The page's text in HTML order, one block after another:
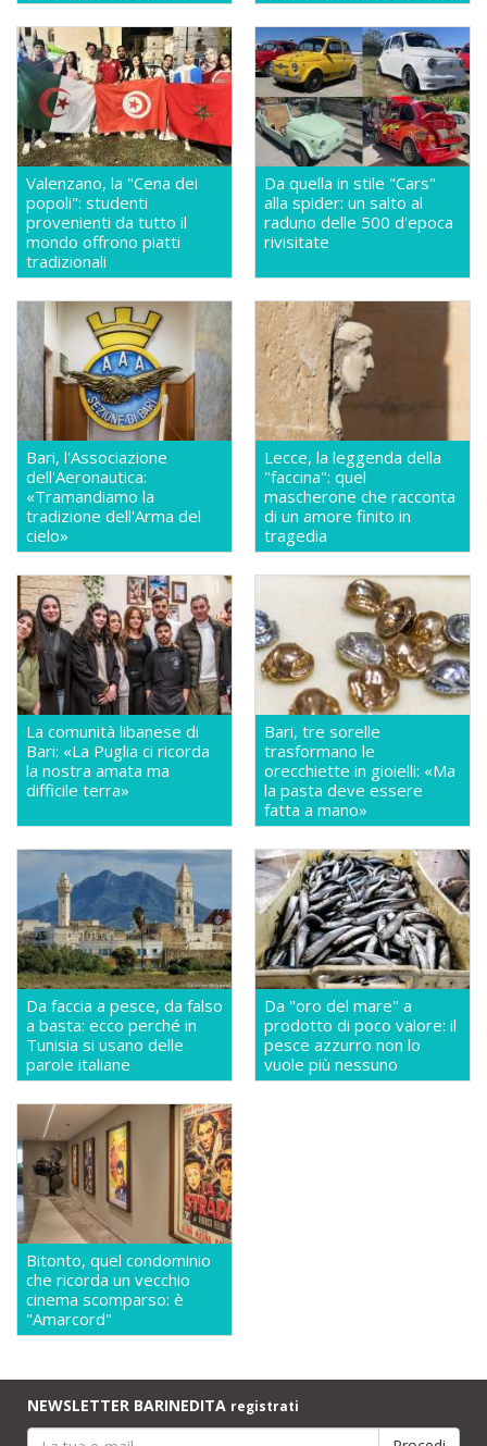
Valenzano, la "Cena dei
popoli": studenti
provenienti da tutto il
mondo offrono piatti
tradizionali
Da quella in stile "Cars"
alla spider: un salto al
raduno delle 500 d'epoca
rivisitate
Bari, l'Associazione
dell'Aeronautica:
«Tramandiamo la
tradizione dell'Arma del
cielo»
Lecce, la leggenda della
"faccina": quel
mascherone che racconta
di un amore finito in
tragedia
La comunità libanese di
Bari: «La Puglia ci ricorda
la nostra amata ma
difficile terra»
Bari, tre sorelle
trasformano le
orecchiette in gioielli: «Ma
la pasta deve essere
fatta a mano»
Da faccia a pesce, da falso
a basta: ecco perché in
Tunisia si usano delle
parole italiane
Da "oro del mare" a
prodotto di poco valore: il
pesce azzurro non lo
vuole più nessuno
Bitonto, quel condominio
che ricorda un vecchio
cinema scomparso: è
"Amarcord"
NEWSLETTER BARINEDITA registrati